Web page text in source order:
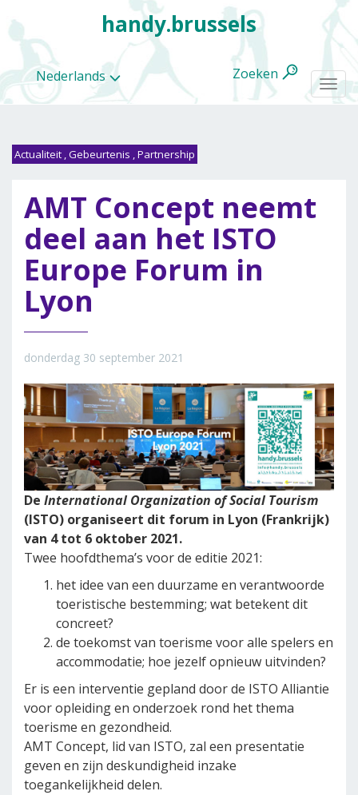
Nederlands
handy.brussels
Zoeken
Actualiteit ,Gebeurtenis ,Partnership
AMT Concept neemt
deel aan het ISTO
Europe Forum in
Lyon
donderdag 30 september 2021
De International Organization of Social Tourism
(ISTO) organiseert dit forum in Lyon (Frankrijk)
van 4 tot 6 oktober 2021.
Twee hoofdthema’s voor de editie 2021:
het idee van een duurzame en verantwoorde
toeristische bestemming; wat betekent dit
concreet?
de toekomst van toerisme voor alle spelers en
accommodatie; hoe jezelf opnieuw uitvinden?
Er is een interventie gepland door de ISTO Alliantie
voor opleiding en onderzoek rond het thema
toerisme en gezondheid.
AMT Concept, lid van ISTO, zal een presentatie
geven en zijn deskundigheid inzake
toegankelijkheid delen.
categorieën